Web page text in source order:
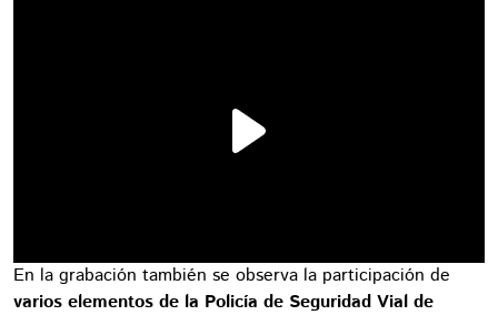
En la grabación también se observa la participación de
varios elementos de la Policía de Seguridad Vial de